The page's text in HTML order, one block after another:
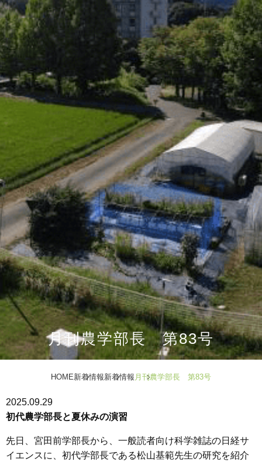
月刊農学部長 第83号
HOME新着情報新着情報 月刊農学部長 第83号
2025.09.29
初代農学部長と夏休みの演習
先日、宮田前学部長から、一般読者向け科学雑誌の日経サ
イエンスに、初代学部長である松山基範先生の研究を紹介